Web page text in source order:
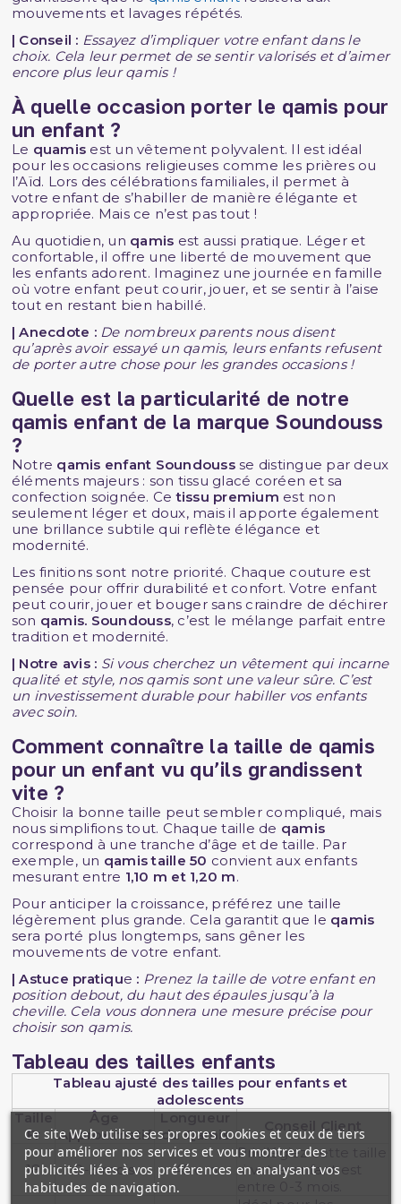
mouvements et lavages répétés.
| Conseil : Essayez d’impliquer votre enfant dans le
choix. Cela leur permet de se sentir valorisés et d’aimer
encore plus leur qamis !
À quelle occasion porter le qamis pour
un enfant ?
Le quamis est un vêtement polyvalent. Il est idéal
pour les occasions religieuses comme les prières ou
l’Aïd. Lors des célébrations familiales, il permet à
votre enfant de s’habiller de manière élégante et
appropriée. Mais ce n’est pas tout !
Au quotidien, un qamis est aussi pratique. Léger et
confortable, il offre une liberté de mouvement que
les enfants adorent. Imaginez une journée en famille
où votre enfant peut courir, jouer, et se sentir à l’aise
tout en restant bien habillé.
| Anecdote : De nombreux parents nous disent
qu’après avoir essayé un qamis, leurs enfants refusent
de porter autre chose pour les grandes occasions !
Quelle est la particularité de notre
qamis enfant de la marque Soundouss
?
Notre qamis enfant Soundoussse distingue par deux
éléments majeurs : son tissu glacé coréen et sa
confection soignée. Cetissu premium est non
seulement léger et doux, mais il apporte également
une brillance subtile qui reflète élégance et
modernité.
Les finitions sont notre priorité. Chaque couture est
pensée pour offrir durabilité et confort. Votre enfant
peut courir, jouer et bouger sans craindre de déchirer
son qamis. Soundouss, c’est le mélange parfait entre
tradition et modernité.
| Notre avis : Si vous cherchez un vêtement qui incarne
qualité et style, nos qamis sont une valeur sûre. C’est
un investissement durable pour habiller vos enfants
avec soin.
Comment connaître la taille de qamis
pour un enfant vu qu’ils grandissent
vite ?
Choisir la bonne taille peut sembler compliqué, mais
nous simplifions tout. Chaque taille de qamis
correspond à une tranche d’âge et de taille. Par
exemple, un qamis taille 50 convient aux enfants
mesurant entre 1,10 m et 1,20 m.
Pour anticiper la croissance, préférez une taille
légèrement plus grande. Cela garantit que le qamis
sera porté plus longtemps, sans gêner les
mouvements de votre enfant.
| Astuce pratique : Prenez la taille de votre enfant en
position debout, du haut des épaules jusqu’à la
cheville. Cela vous donnera une mesure précise pour
choisir son qamis.
Tableau des tailles enfants
Tableau ajusté des tailles pour enfants et
adolescents
Taille
Fr
Âge
Approximatif
Longueur
du Qamis
Conseil Client
18 0-3 mois 45 cm
Privilégiez cette taille
si votre enfant est
Ce site Web utilise ses propres cookies et ceux de tiers
pour améliorer nos services et vous montrer des
publicités liées à vos préférences en analysant vos
habitudes de navigation.